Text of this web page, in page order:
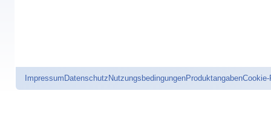
ImpressumDatenschutzNutzungsbedingungenProduktangaben